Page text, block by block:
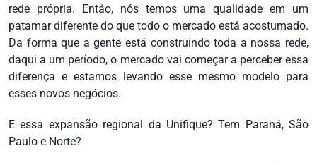
rede própria. Então, nós temos uma qualidade em um
patamar diferente do que todo o mercado está acostumado.
Da forma que a gente está construindo toda a nossa rede,
daqui a um período, o mercado vai começar a perceber essa
diferença e estamos levando esse mesmo modelo para
esses novos negócios.
E essa expansão regional da Unifique? Tem Paraná, São
Paulo e Norte?